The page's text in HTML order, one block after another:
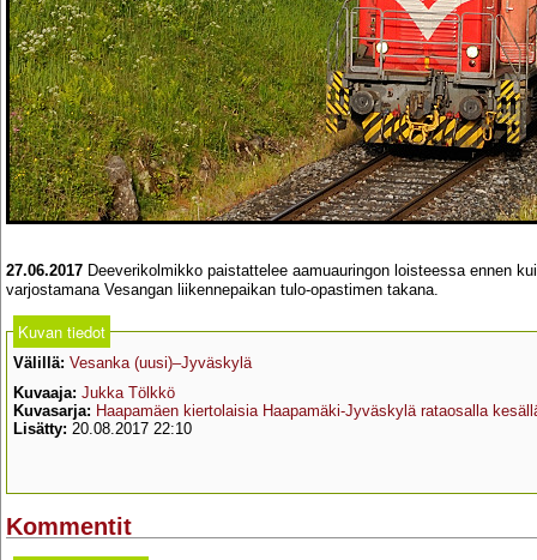
27.06.2017 Deeverikolmikko paistattelee aamuauringon loisteessa ennen
varjostamana Vesangan liikennepaikan tulo-opastimen takana.
Kuvan tiedot
Välillä: Vesanka (uusi)–Jyväskylä
Kuvaaja: Jukka Tölkkö
Kuvasarja: Haapamäen kiertolaisia Haapamäki-Jyväskylä rataosalla
Lisätty: 20.08.2017 22:10
Kommentit